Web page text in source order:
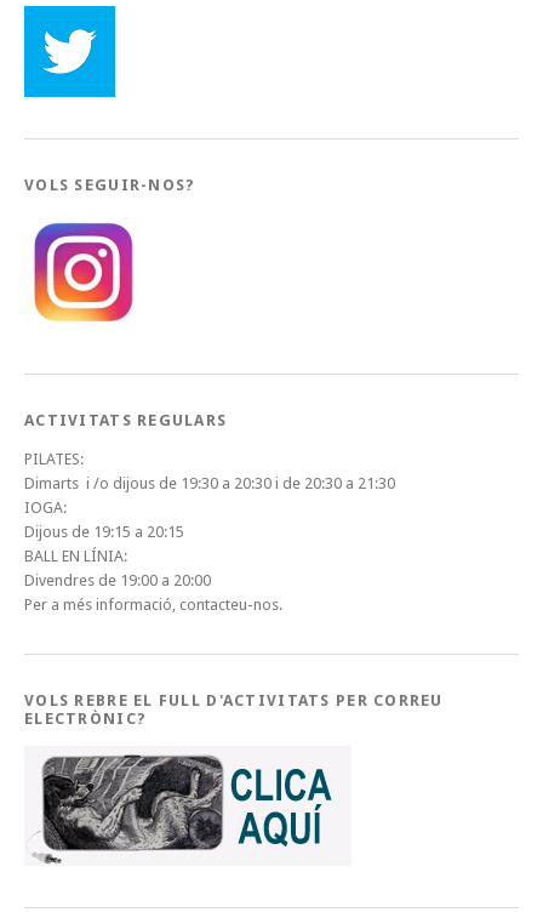
VOLS SEGUIR-NOS?
ACTIVITATS REGULARS
PILATES:
Dimarts i /o dijous de 19:30 a 20:30 i de 20:30 a 21:30
IOGA:
Dijous de 19:15 a 20:15
BALL EN LÍNIA:
Divendres de 19:00 a 20:00
Per a més informació, contacteu-nos.
VOLS REBRE EL FULL D'ACTIVITATS PER CORREU
ELECTRÒNIC?